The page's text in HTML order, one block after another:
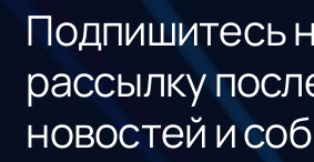
Подпишитесь
рассылку
новостей и